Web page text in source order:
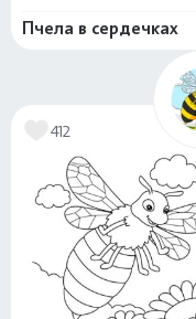
Пчела в сердечках
412